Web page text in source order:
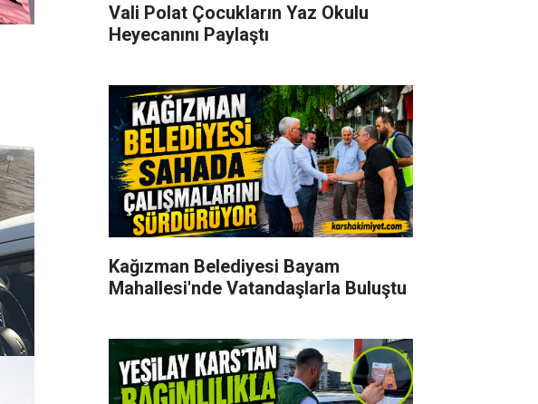
Vali Polat Çocukların Yaz Okulu
Heyecanını Paylaştı
Kağızman Belediyesi Bayam
Mahallesi'nde Vatandaşlarla Buluştu